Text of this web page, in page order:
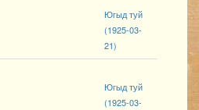
Югыд туй
(1925-03-
21)
Югыд туй
(1925-03-